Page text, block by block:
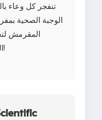
تنفجر كل وعاء
الوجبة الصحية
المقرمش
البطاطس في الحساء اليوم!